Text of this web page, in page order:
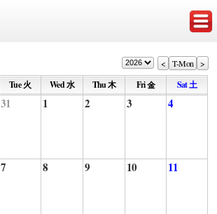
< T-Mon >
Tue 火 Wed 水 Thu 木 Fri 金 Sat 土
31 1 2 3 4
7 8 9 10 11